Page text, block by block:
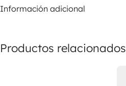
Información adicional
Productos relacionados